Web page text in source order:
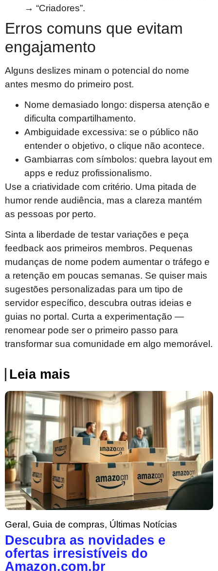
→ “Criadores”.
Erros comuns que evitam
engajamento
Alguns deslizes minam o potencial do nome
antes mesmo do primeiro post.
Nome demasiado longo: dispersa atenção e
dificulta compartilhamento.
Ambiguidade excessiva: se o público não
entender o objetivo, o clique não acontece.
Gambiarras com símbolos: quebra layout em
apps e reduz profissionalismo.
Use a criatividade com critério. Uma pitada de
humor rende audiência, mas a clareza mantém
as pessoas por perto.
Sinta a liberdade de testar variações e peça
feedback aos primeiros membros. Pequenas
mudanças de nome podem aumentar o tráfego e
a retenção em poucas semanas. Se quiser mais
sugestões personalizadas para um tipo de
servidor específico, descubra outras ideias e
guias no portal. Curta a experimentação —
renomear pode ser o primeiro passo para
transformar sua comunidade em algo memorável.
Leia mais
Geral , Guia de compras, Últimas Notícias
Descubra as novidades e
ofertas irresistíveis do
Amazon.com.br